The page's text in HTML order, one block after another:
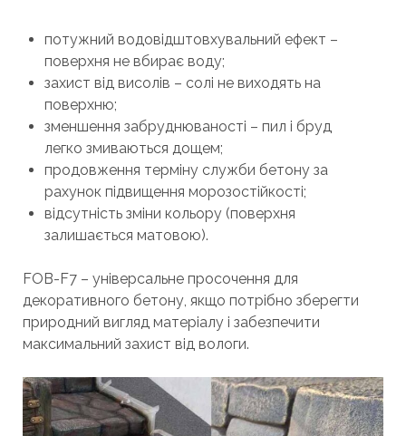
потужний водовідштовхувальний ефект –
поверхня не вбирає воду;
захист від висолів – солі не виходять на
поверхню;
зменшення забруднюваності – пил і бруд
легко змиваються дощем;
продовження терміну служби бетону за
рахунок підвищення морозостійкості;
відсутність зміни кольору (поверхня
залишається матовою).
FOB-F7 – універсальне просочення для
декоративного бетону, якщо потрібно зберегти
природний вигляд матеріалу і забезпечити
максимальний захист від вологи.